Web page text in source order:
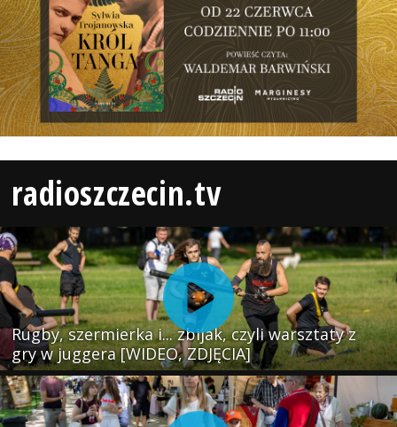
radioszczecin.tv
Rugby, szermierka i... zbijak, czyli warsztaty z
gry w juggera [WIDEO, ZDJĘCIA]